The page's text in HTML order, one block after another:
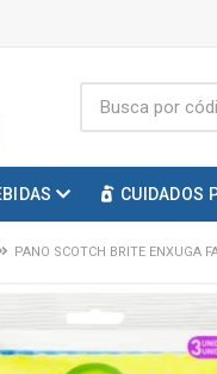
CUIDADOS
PANO SCOTCH BRITE ENXUGA